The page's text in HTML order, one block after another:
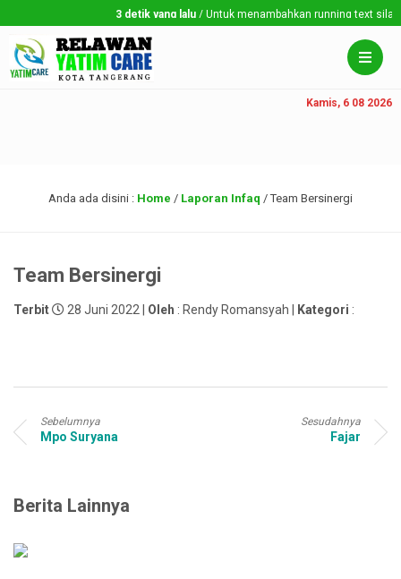
3 detik yang lalu / Untuk menambahkan running text
Kamis, 6 08 2026
Anda ada disini : Home / Laporan Infaq /Team Bersinergi
Team Bersinergi
Terbit 28 Juni 2022 | Oleh : Rendy Romansyah | Kategori :
Sebelumnya
Mpo Suryana
Sesudahnya
Fajar
Berita Lainnya